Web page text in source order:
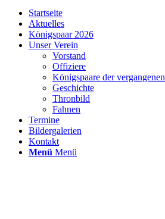
Startseite
Aktuelles
Königspaar 2026
Unser Verein
Vorstand
Offiziere
Königspaare der
Geschichte
Thronbild
Fahnen
Termine
Bildergalerien
Kontakt
Menü Menü